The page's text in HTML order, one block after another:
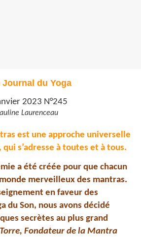
Journal du Yoga
2023 N°245
Laurenceau
est une approche universelle
qui s’adresse à toutes et à tous.
a été créée pour que chacun
merveilleux des mantras.
en faveur des
du Son, nous avons décidé
secrètes au plus grand
Fondateur de la Mantra